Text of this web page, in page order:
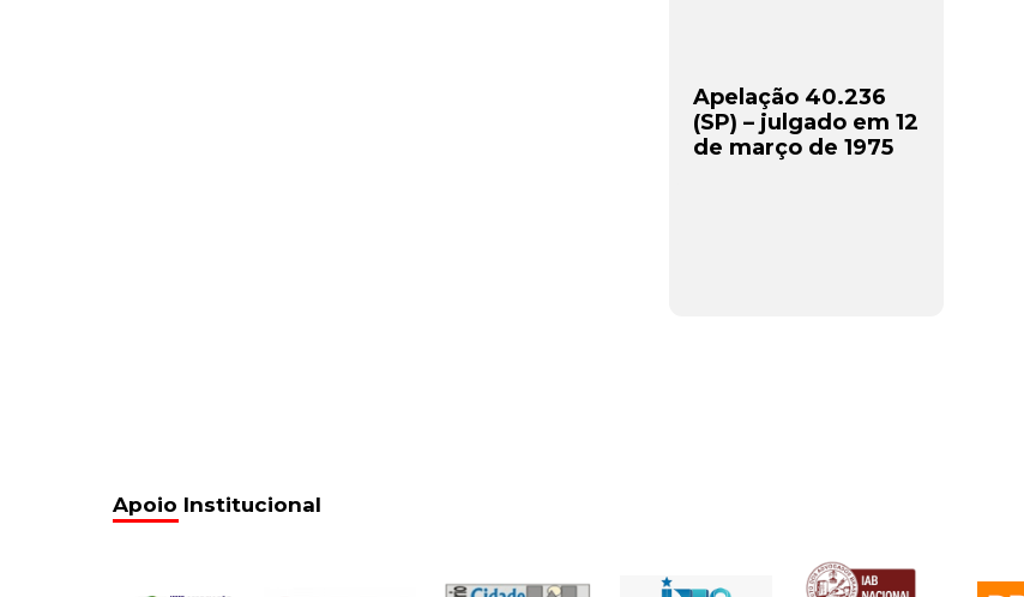
Apelação 40.236
(SP) – julgado em 12
de março de 1975
Apoio Institucional